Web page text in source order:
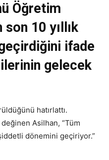
Öğretim
10 yıllık
ifade
gelecek
hatırlattı.
Asilhan, “Tüm
dönemini geçiriyor.”